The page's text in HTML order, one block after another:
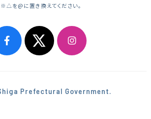
※△を@に置き換えてください。
Prefectural Government.